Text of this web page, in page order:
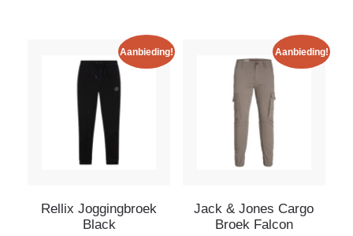
Aanbieding!
Rellix Joggingbroek
Black
Aanbieding!
Jack & Jones Cargo
Broek Falcon